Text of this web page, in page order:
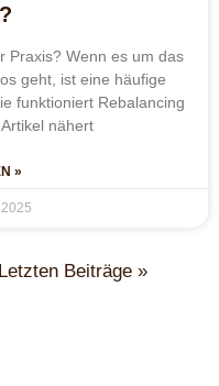
Praxis? Wenn es um das
geht, ist eine häufige
funktioniert Rebalancing
nähert
»
Letzten Beiträge »